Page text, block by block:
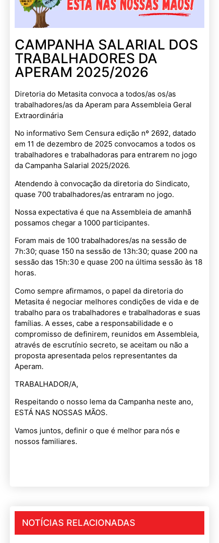
CAMPANHA SALARIAL DOS
TRABALHADORES DA
APERAM 2025/2026
Diretoria do Metasita convoca a todos/as os/as
trabalhadores/as da Aperam para Assembleia Geral
Extraordinária
No informativo Sem Censura edição nº 2692, datado
em 11 de dezembro de 2025 convocamos a todos os
trabalhadores e trabalhadoras para entrarem no jogo
da Campanha Salarial 2025/2026.
Atendendo à convocação da diretoria do Sindicato,
quase 700 trabalhadores/as entraram no jogo.
Nossa expectativa é que na Assembleia de amanhã
possamos chegar a 1000 participantes.
Foram mais de 100 trabalhadores/as na sessão de
7h:30; quase 150 na sessão de 13h:30; quase 200 na
sessão das 15h:30 e quase 200 na última sessão às 18
horas.
Como sempre afirmamos, o papel da diretoria do
Metasita é negociar melhores condições de vida e de
trabalho para os trabalhadores e trabalhadoras e suas
famílias. A esses, cabe a responsabilidade e o
compromisso de definirem, reunidos em Assembleia,
através de escrutínio secreto, se aceitam ou não a
proposta apresentada pelos representantes da
Aperam.
TRABALHADOR/A,
Respeitando o nosso lema da Campanha neste ano,
ESTÁ NAS NOSSAS MÃOS.
Vamos juntos, definir o que é melhor para nós e
nossos familiares.
NOTÍCIAS RELACIONADAS